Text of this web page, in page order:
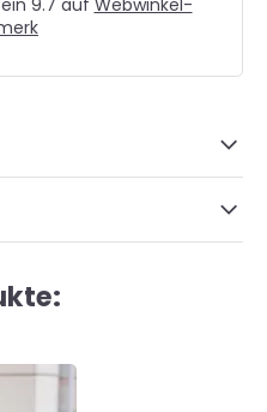
9.7 auf Webwinkel-